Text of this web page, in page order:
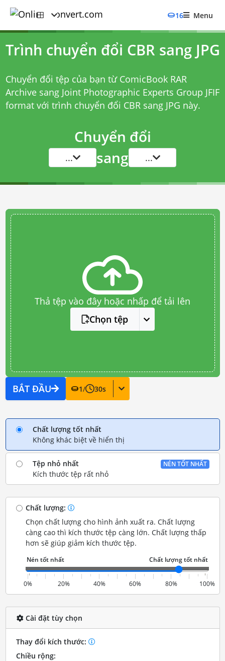
16 Menu
Trình chuyển đổi CBR sang JPG
Chuyển đổi tệp của bạn từ ComicBook RAR
Archive sang Joint Photographic Experts Group JFIF
format với trình chuyển đổi CBR sang JPG này.
Chuyển đổi
... sang ...
Thả tệp vào đây hoặc nhấp để tải lên
Chọn tệp
BẮT ĐẦU 1/ 30s
Chất lượng tốt nhất
Không khác biệt về hiển thị
Tệp nhỏ nhất
Kích thước tệp rất nhỏ
NÉN TỐT NHẤT
Chất lượng:
Chọn chất lượng cho hình ảnh xuất ra. Chất lượng
càng cao thì kích thước tệp càng lớn. Chất lượng thấp
hơn sẽ giúp giảm kích thước tệp.
0% 20% 40% 60% 80% 100%
Cài đặt tùy chọn
Thay đổi kích thước:
Chiều rộng: